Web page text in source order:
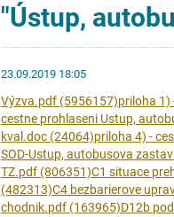
"Ústup,
23.09.2019 18:05
Výzva.pdf (5956157)priloha 1)
cestne prohlaseni Ustup,
kval.doc (24064)priloha 4) -
SOD-Ustup, autobusova
TZ.pdf (806351)C1 situace
(482313)C4 bezbarierove
chodnik.pdf (163965)D12b